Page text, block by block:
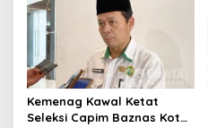
Kemenag Kawal Ketat
Seleksi Capim Baznas Kota